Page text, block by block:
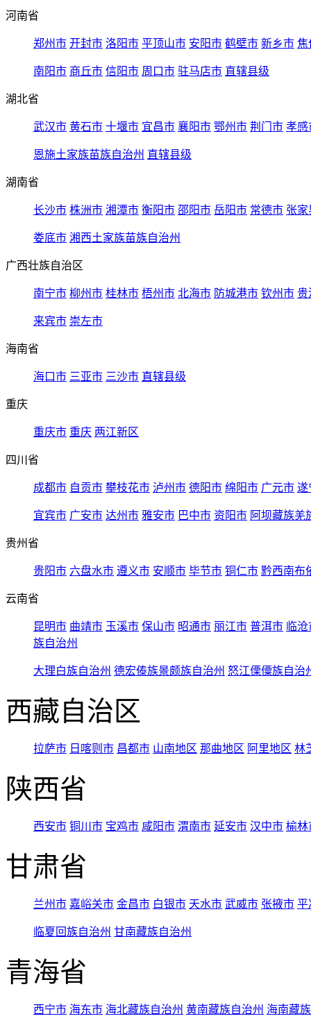
河南省
郑州市 开封市 洛阳市 平顶山市 安阳市 鹤壁市 新乡市 焦
南阳市 商丘市 信阳市 周口市 驻马店市 直辖县级
湖北省
武汉市 黄石市 十堰市 宜昌市 襄阳市 鄂州市 荆门市 孝感
恩施土家族苗族自治州 直辖县级
湖南省
长沙市 株洲市 湘潭市 衡阳市 邵阳市 岳阳市 常德市 张家
娄底市 湘西土家族苗族自治州
广西壮族自治区
南宁市 柳州市 桂林市 梧州市 北海市 防城港市 钦州市 贵
来宾市 崇左市
海南省
海口市 三亚市 三沙市 直辖县级
重庆
重庆市 重庆 两江新区
四川省
成都市 自贡市 攀枝花市 泸州市 德阳市 绵阳市 广元市 遂
宜宾市 广安市 达州市 雅安市 巴中市 资阳市 阿坝藏族羌
贵州省
贵阳市 六盘水市 遵义市 安顺市 毕节市 铜仁市 黔西南布
云南省
昆明市 曲靖市 玉溪市 保山市 昭通市 丽江市 普洱市 临
族自治州
大理白族自治州 德宏傣族景颇族自治州 怒江傈僳族自治
西藏自治区
拉萨市 日喀则市 昌都市 山南地区 那曲地区 阿里地区 林
陕西省
西安市 铜川市 宝鸡市 咸阳市 渭南市 延安市 汉中市 榆林
甘肃省
兰州市 嘉峪关市 金昌市 白银市 天水市 武威市 张掖市 平
临夏回族自治州 甘南藏族自治州
青海省
西宁市 海东市 海北藏族自治州 黄南藏族自治州 海南藏